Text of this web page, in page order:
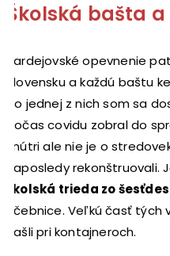
Školská bašta
Bardejovské opevnenie
Slovensku a každú baštu
Do jednej z nich som sa
počas covidu zobral do
vnútri ale nie je o
naposledy
školská trieda zo
učebnice. Veľkú časť
našli pri kontajneroch.